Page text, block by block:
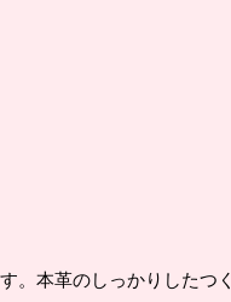
。本革のしっかりしたつく